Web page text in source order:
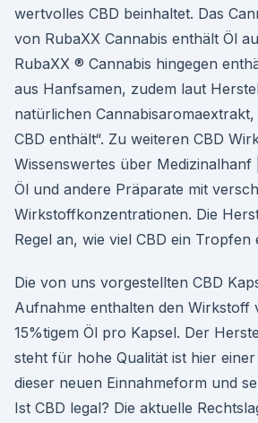
wertvolles CBD beinhaltet. Das
von RubaXX Cannabis enthält Öl
RubaXX ® Cannabis hingegen
aus Hanfsamen, zudem laut
natürlichen
CBD enthält“. Zu weiteren CBD
Wissenswertes über Medizinalhanf
Öl und andere Präparate mit
Wirkstoffkonzentrationen. Die
Regel an, wie viel CBD ein Tropfen
Die von uns vorgestellten CBD
Aufnahme enthalten den Wirkstoff
15%tigem Öl pro Kapsel. Der
steht für hohe Qualität ist hier
dieser neuen Einnahmeform und
Ist CBD legal? Die aktuelle